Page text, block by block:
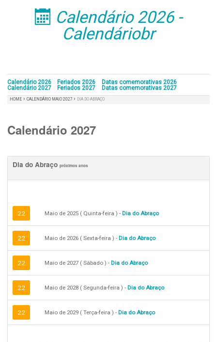
󰁣 Calendário 2026 -
Calendáriobr
Calendário 2026 Feriados 2026
Datas comemorativas 2026
Calendário 2027
Feriados 2027 Datas comemorativas 2027
HOME › CALENDÁRIO MAIO 2027 › DIA DO ABRAÇO
Calendário 2027
Dia do Abraço próximos anos
22 Maio de 2025 ( Quinta-feira ) - Dia do Abraço
22 Maio de 2026 ( Sexta-feira ) - Dia do Abraço
22 Maio de 2027 ( Sábado ) - Dia do Abraço
22 Maio de 2028 ( Segunda-feira ) - Dia do Abraço
22 Maio de 2029 ( Terça-feira ) - Dia do Abraço